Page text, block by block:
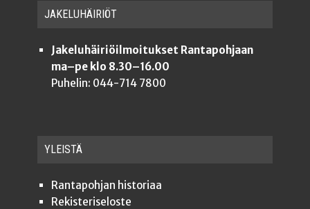
JAKE­LU­HÄI­RIÖT
Jakeluhäiriöilmoitukset Rantapohjaan
ma–pe klo 8.30–16.00
Puhelin: 044-714 7800
YLEISTÄ
Ran­ta­poh­jan historiaa
Rekis­te­ri­se­los­te